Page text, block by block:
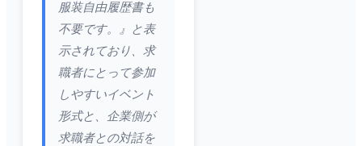
服装自由履歴書も
不要です。』と表
示されており、求
職者にとって参加
しやすいイベント
形式と、企業側が
求職者との対話を